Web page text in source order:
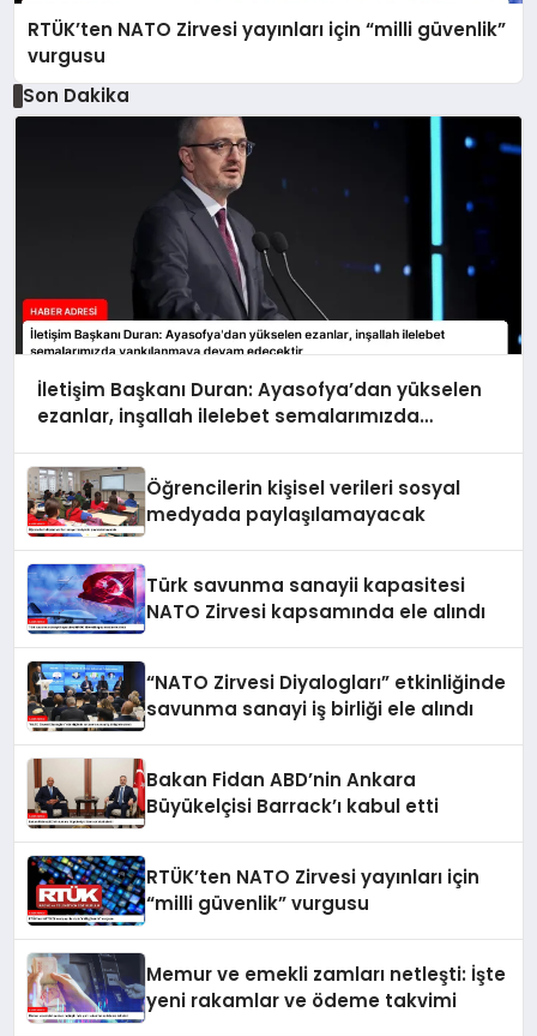
RTÜK’ten NATO Zirvesi yayınları için “milli güvenlik”
vurgusu
Son Dakika
İletişim Başkanı Duran: Ayasofya’dan yükselen
ezanlar, inşallah ilelebet semalarımızda
Öğrencilerin kişisel verileri sosyal
medyada paylaşılamayacak
Türk savunma sanayii kapasitesi
NATO Zirvesi kapsamında ele alındı
“NATO Zirvesi Diyalogları” etkinliğinde
savunma sanayi iş birliği ele alındı
Bakan Fidan ABD’nin Ankara
Büyükelçisi Barrack’ı kabul etti
RTÜK’ten NATO Zirvesi yayınları için
“milli güvenlik” vurgusu
Memur ve emekli zamları netleşti: İşte
yeni rakamlar ve ödeme takvimi